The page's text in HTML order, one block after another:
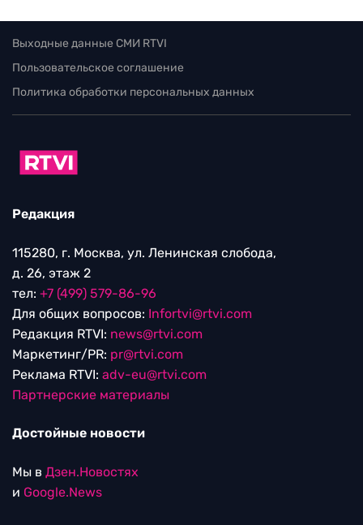
Выходные данные СМИ RTVI
Пользовательское соглашение
Политика обработки персональных данных
Редакция
115280, г. Москва, ул. Ленинская слобода,
д. 26, этаж 2
тел: +7 (499) 579-86-96
Для общих вопросов: Infortvi@rtvi.com
Редакция RTVI: news@rtvi.com
Маркетинг/PR: pr@rtvi.com
Реклама RTVI: adv-eu@rtvi.com
Партнерские материалы
Достойные новости
Мы в Дзен.Новостях
и Google.News